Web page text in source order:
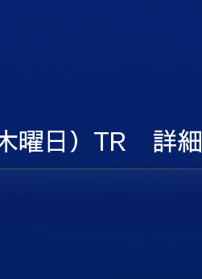
曜日）TR 詳細